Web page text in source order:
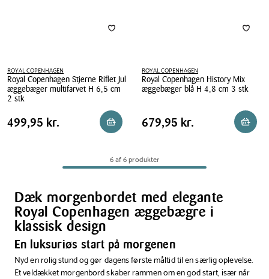
ROYAL COPENHAGEN
Royal Copenhagen Stjerne Riflet Jul
æggebæger multifarvet H 6,5 cm
2 stk
Royal
Copenhagen
multifarvet
6,5
cm
stk
Pris
Pris 499,95 kr.
499,95 kr. Reservér i butik
ROYAL COPENHAGEN
Royal Copenhagen History Mix
æggebæger blå H 4,8 cm 3 stk
Copenhagen
History
æggebæger
blå
4,8
cm
3
Pris
Pris 679,95 kr.
679,95 kr.
6 af 6 produkter
Dæk morgenbordet med elegante
Royal Copenhagen æggebægre i
klassisk design
En luksuriøs start på morgenen
Nyd en rolig stund og gør dagens første måltid til en særlig oplevelse.
Et veldækket morgenbord skaber rammen om en god start, især når